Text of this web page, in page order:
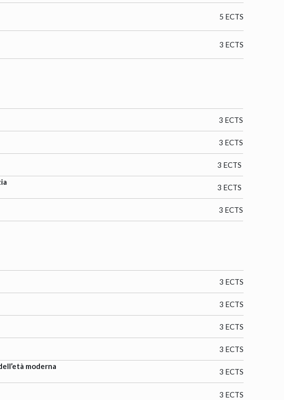
5 ECTS
3 ECTS
3 ECTS
3 ECTS
3 ECTS
3 ECTS
3 ECTS
3 ECTS
3 ECTS
3 ECTS
3 ECTS
moderna
3 ECTS
3 ECTS